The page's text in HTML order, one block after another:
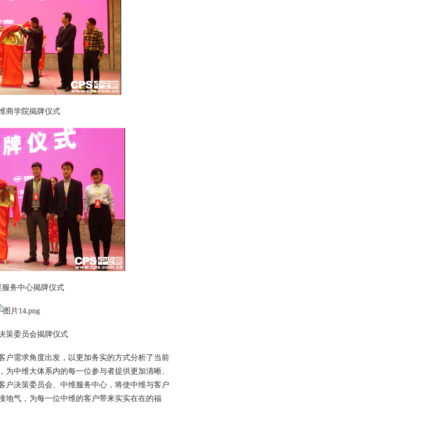
学院揭牌仪式
中心揭牌仪式
委员会揭牌仪式
需求角度出发，以更加务实的方式分析了当前
为中维大体系内的每一位参与者提供更加清晰、
户决策委员会、中维服务中心，将使中维与客户
地气，为每一位中维的客户带来实实在在的福